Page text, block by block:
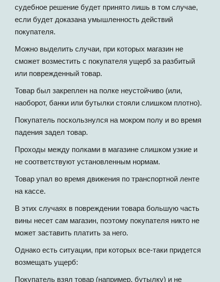
судебное решение будет принято лишь в том случае,
если будет доказана умышленность действий
покупателя.
Можно выделить случаи, при которых магазин не
сможет возместить с покупателя ущерб за разбитый
или поврежденный товар.
Товар был закреплен на полке неустойчиво (или,
наоборот, банки или бутылки стояли слишком плотно).
Покупатель поскользнулся на мокром полу и во время
падения задел товар.
Проходы между полками в магазине слишком узкие и
не соответствуют установленным нормам.
Товар упал во время движения по транспортной ленте
на кассе.
В этих случаях в повреждении товара большую часть
вины несет сам магазин, поэтому покупателя никто не
может заставить платить за него.
Однако есть ситуации, при которых все-таки придется
возмещать ущерб:
Покупатель взял товар (например, бутылку) и не